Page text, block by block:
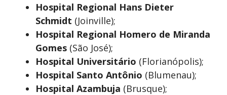
Hospital Regional Hans Dieter
Schmidt (Joinville);
Hospital Regional Homero de Miranda
Gomes (São José);
Hospital Universitário (Florianópolis);
Hospital Santo Antônio (Blumenau);
Hospital Azambuja (Brusque);